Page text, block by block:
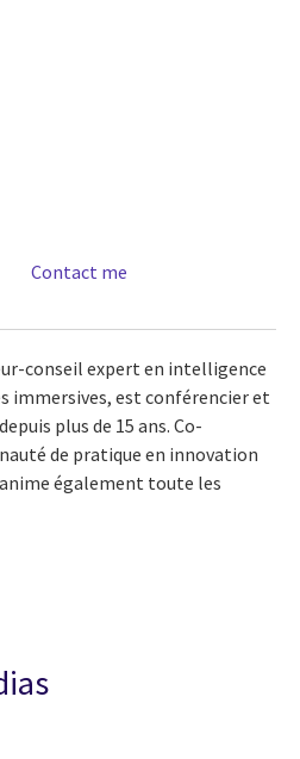
Contact me
conseil expert en intelligence
est conférencier et
plus de 15 ans. Co-
de pratique en innovation
également toute les